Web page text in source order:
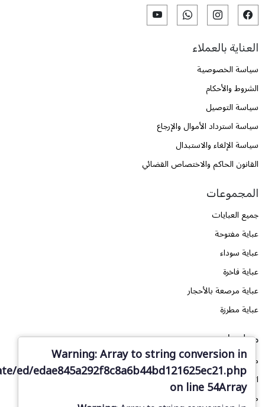
العناية بالعملاء
سياسة الخصوصية
الشروط والأحكام
سياسة التوصيل
سياسة استرداد الأموال والإرجاع
سياسة الإلغاء والاستبدال
القانون الحاكم والاختصاص القضائي
معلومات
من نحن
اتصل بنا
طلب تصميم
المجموعات
جميع العبايات
عباية مفتوحة
عباية سوداء
عباية فاخرة
عباية مرصعة بالأحجار
عباية مطرزة
Warning: Array to string conversion in
edae845a292f8c8a6b44bd121625ec21.php
on line54Array